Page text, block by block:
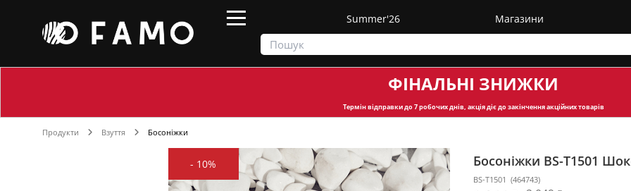
Summer'26 Магазини
ФІНАЛЬНІ ЗНИЖКИ
Термін відправкидо 7 робочих днів, акція діє до закінчення акційних товарів
Продукти Взуття Босоніжки
- 10% Босоніжки BS-T1501
BS-T1501 (464743)